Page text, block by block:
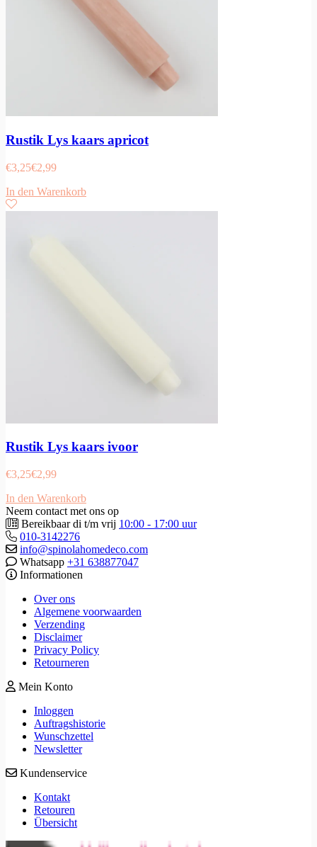
Rustik Lys kaars apricot
€3,25€2,99
In den Warenkorb
Rustik Lys kaars ivoor
€3,25€2,99
In den Warenkorb
Neem contact met ons op
Bereikbaar di t/m vrij 10:00 - 17:00 uur
010-3142276
info@spinolahomedeco.com
Whatsapp +31 638877047
Informationen
Over ons
Algemene voorwaarden
Verzending
Disclaimer
Privacy Policy
Retourneren
Mein Konto
Inloggen
Auftragshistorie
Wunschzettel
Newsletter
Kundenservice
Kontakt
Retouren
Übersicht